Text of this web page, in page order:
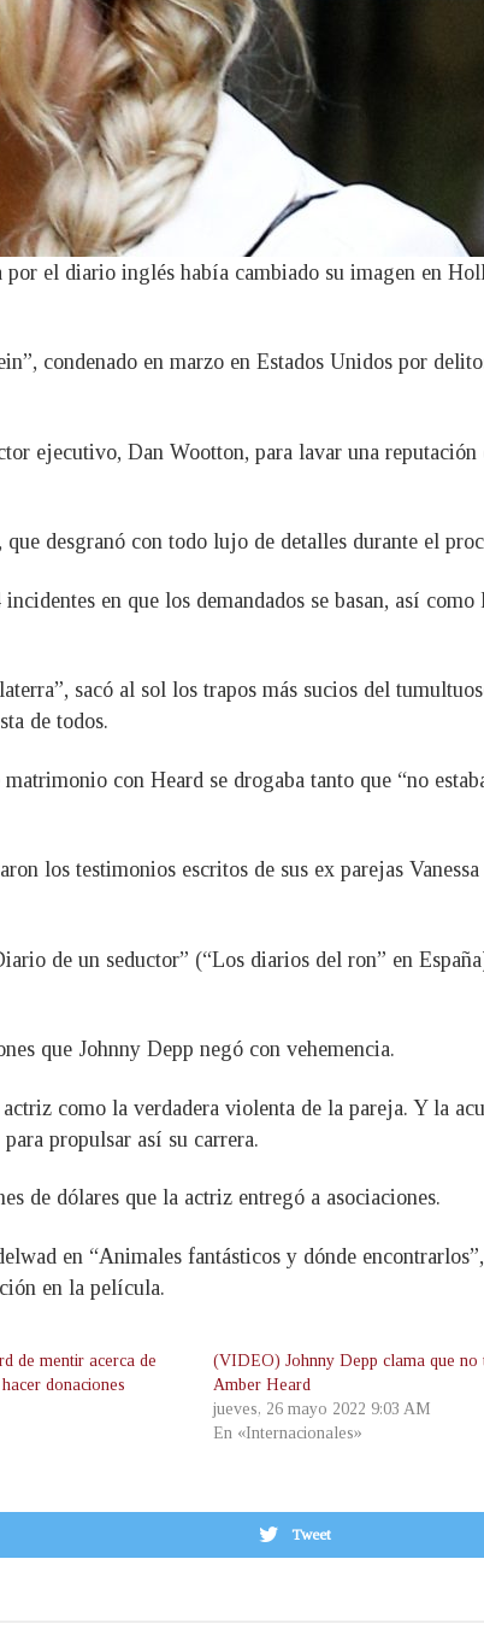
el diario inglés había cambiado su imagen en
condenado en marzo en Estados Unidos por
ejecutivo, Dan Wootton, para lavar una reputación
desgranó con todo lujo de detalles durante el
en que los demandados se basan, así como
sacó al sol los trapos más sucios del
de todos.
con Heard se drogaba tanto que “no
los testimonios escritos de sus ex parejas
de un seductor” (“Los diarios del ron” en
que Johnny Depp negó con vehemencia.
como la verdadera violenta de la pareja. Y la
propulsar así su carrera.
de dólares que la actriz entregó a asociaciones.
en “Animales fantásticos y dónde
en la película.
de mentir acerca de
donaciones
(VIDEO) Johnny Depp clama que no
Amber Heard
jueves, 26 mayo 2022 9:03 AM
En «Internacionales»
Tweet